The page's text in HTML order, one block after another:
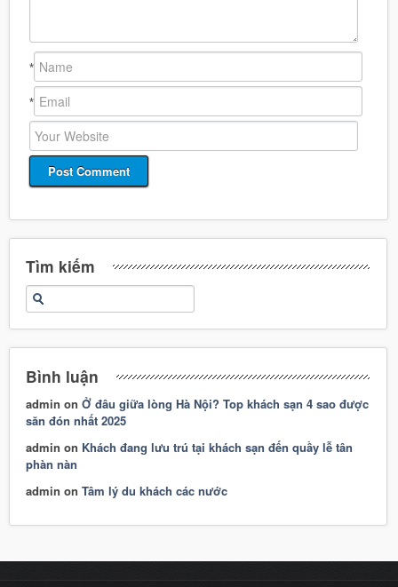
*
*
Tìm kiếm
Bình luận
admin onỞ đâu giữa lòng Hà Nội? Top khách sạn 4 sao được
săn đón nhất 2025
admin on Khách đang lưu trú tại khách sạn đến quầy lễ tân
phàn nàn
admin onTâm lý du khách các nước